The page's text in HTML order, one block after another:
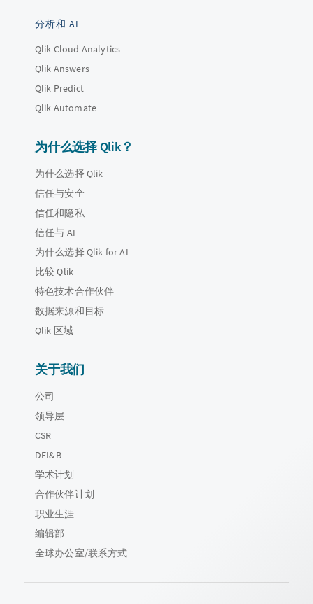
分析和 AI
Qlik Cloud Analytics
Qlik Answers
Qlik Predict
Qlik Automate
为什么选择 Qlik？
为什么选择 Qlik
信任与安全
信任和隐私
信任与 AI
为什么选择 Qlik for AI
比较 Qlik
特色技术合作伙伴
数据来源和目标
Qlik 区域
关于我们
公司
领导层
CSR
DEI&B
学术计划
合作伙伴计划
职业生涯
编辑部
全球办公室/联系方式